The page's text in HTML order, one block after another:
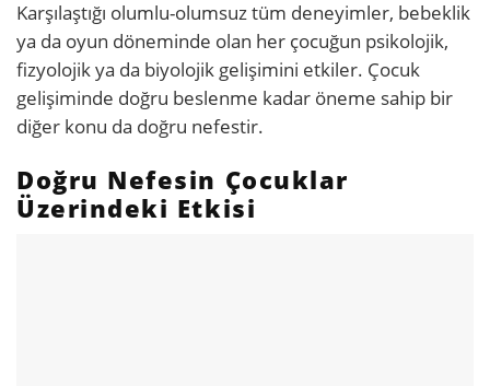
Karşılaştığı olumlu-olumsuz tüm deneyimler, bebeklik
ya da oyun döneminde olan her çocuğun psikolojik,
fizyolojik ya da biyolojik gelişimini etkiler. Çocuk
gelişiminde doğru beslenme kadar öneme sahip bir
diğer konu da doğru nefestir.
Doğru Nefesin Çocuklar
Üzerindeki Etkisi